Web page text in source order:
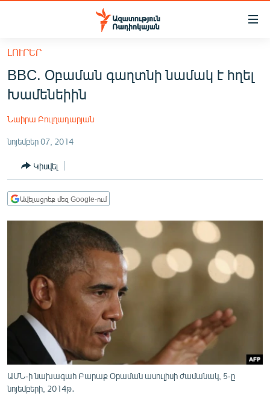
Մատչելիության
հիմնական
բովանդակությանը
Անցնել
հիմնական
մենյուին
ՀԱՅԱՍՏԱՆ
ՔԱՂԱՔԱԿԱՆ
ԸՆՏՐՈՒԹՅՈՒՆՆԵՐ 2026
ԻՐԱՎՈՒՆՔ
ՀԱՍԱՐԱԿՈՒԹՅՈՒՆ
ՏՆՏԵՍՈՒԹՅՈՒՆ
ՊԱՏԵՐԱԶՄԻ 6 ՇԱԲԱԹՆԵՐԸ
ՏԱՐԱԾԱՇՐՋԱՆ
ՄԻՋԱԶԳԱՅԻՆ
ՄՇԱԿՈՒՅԹ
ՍՊՈՐՏ
ՄԵԿՆԱԲԱՆՈՒԹՅՈՒՆ
ՏՏ ԵՒ ԻՆՏԵՐՆԵՏ
ԿՈՐՈՆԱՎԻՐՈՒՍ
ԼՈՒՐԵՐ
BBC. Օբաման գաղտնի նամակ է հղել
Խամենեիին
Նաիրա Բուլղադարյան
նոյեմբեր 07, 2014
Կիսվել
Ավելացրեք մեզ Google-ում
ԱՄՆ-ի նախագահ Բարաք Օբաման ասուլիսի ժամանակ, 5-ը
նոյեմբերի, 2014թ․